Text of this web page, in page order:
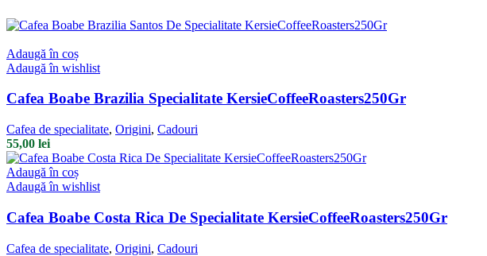
Adaugă în coș
Adaugă în wishlist
Cafea Boabe Brazilia Specialitate KersieCoffeeRoasters250Gr
Cafea de specialitate, Origini, Cadouri
55,00 lei
Adaugă în coș
Adaugă în wishlist
Cafea Boabe Costa Rica De Specialitate KersieCoffeeRoasters250Gr
Cafea de specialitate, Origini, Cadouri